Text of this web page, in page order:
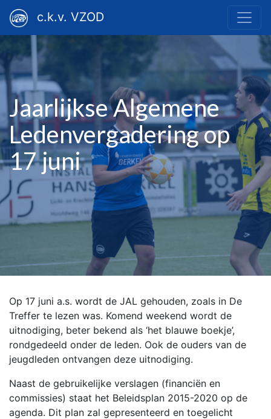
c.k.v. VZOD
Jaarlijkse Algemene
Ledenvergadering op
17 juni
Op 17 juni a.s. wordt de JAL gehouden, zoals in De
Treffer te lezen was. Komend weekend wordt de
uitnodiging, beter bekend als ‘het blauwe boekje’,
rondgedeeld onder de leden. Ook de ouders van de
jeugdleden ontvangen deze uitnodiging.
Naast de gebruikelijke verslagen (financiën en
commissies) staat het Beleidsplan 2015-2020 op de
agenda. Dit plan zal gepresenteerd en toegelicht